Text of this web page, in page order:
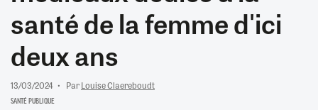
santé de la femme d'ici
deux ans
13/03/2024 ParLouise Claereboudt
SANTÉ PUBLIQUE